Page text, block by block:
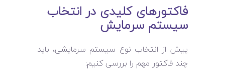
فاکتورهای کلیدی در انتخاب
سیستم سرمایش
پیش از انتخاب نوع سیستم سرمایشی، باید
چند فاکتور مهم را بررسی کنیم: